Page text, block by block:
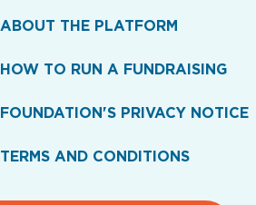
ABOUT THE PLATFORM
HOW TO RUN A FUNDRAISING
FOUNDATION'S PRIVACY NOTICE
TERMS AND CONDITIONS